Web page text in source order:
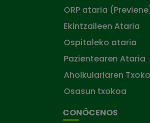
ORP ataria
Ekintzaileen Ataria
Ospitaleko ataria
Pazientearen Ataria
Aholkulariaren
Osasun txokoa
CONÓCENOS